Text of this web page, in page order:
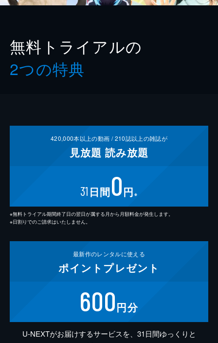
無料トライアルの
2つの特典
420,000本以上の動画 /210誌以上の雑誌が
見放題 読み放題
31 日間0円 ※
※無料トライアル期間終了日の翌日が属する月から月額料金が発生します。
※日割りでのご請求はいたしません。
最新作のレンタルに使える
ポイント プレゼント
600円分
U-NEXTがお届けするサービスを、31日間ゆっくりと